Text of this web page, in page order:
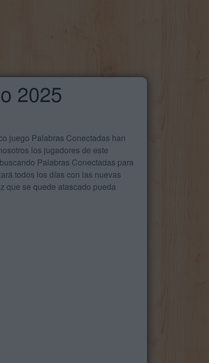
2025
juego Palabras Conectadas han
los jugadores de este
Palabras Conectadas para
todos los días con las nuevas
que se quede atascado pueda